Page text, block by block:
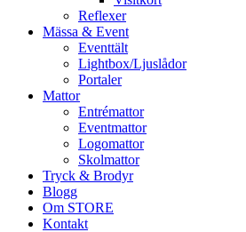
Reflexer
Mässa & Event
Eventtält
Lightbox/Ljuslådor
Portaler
Mattor
Entrémattor
Eventmattor
Logomattor
Skolmattor
Tryck & Brodyr
Blogg
Om STORE
Kontakt